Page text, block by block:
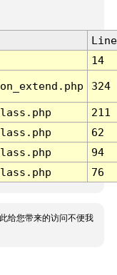
Line
14
324
211
62
94
76
给您带来的访问不便我